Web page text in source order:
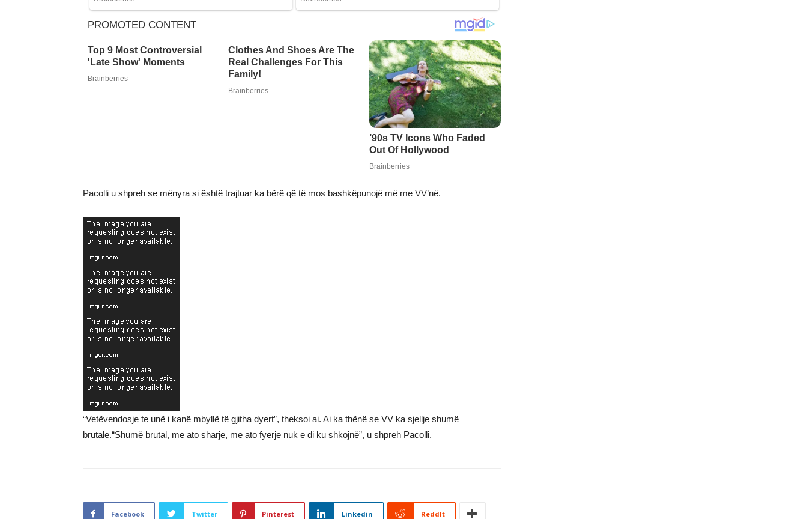
Pacolli u shpreh se mënyra si është trajtuar ka bërë që të mos bashkëpunojë më me VV’në.
“Vetëvendosje te unë i kanë mbyllë të gjitha dyert”, theksoi ai. Ai ka thënë se VV ka sjellje shumë
brutale.“Shumë brutal, me ato sharje, me ato fyerje nuk e di ku shkojnë”, u shpreh Pacolli.
Facebook Twitter Pinterest Linkedin ReddIt